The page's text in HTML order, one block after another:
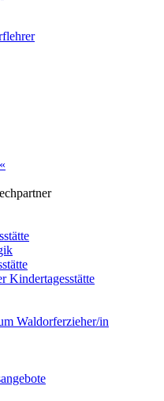
Kindertagesstätte
Waldorferzieher/in